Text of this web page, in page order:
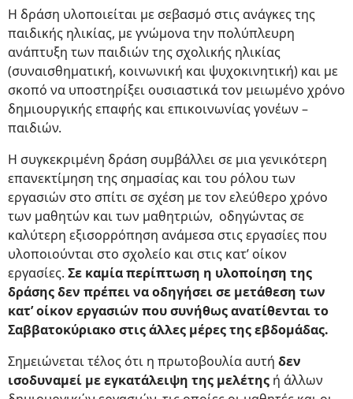
Η δράση υλοποιείται με σεβασμό στις ανάγκες της
παιδικής ηλικίας, με γνώμονα την πολύπλευρη
ανάπτυξη των παιδιών της σχολικής ηλικίας
(συναισθηματική, κοινωνική και ψυχοκινητική) και με
σκοπό να υποστηρίξει ουσιαστικά τον μειωμένο χρόνο
δημιουργικής επαφής και επικοινωνίας γονέων –
παιδιών.
Η συγκεκριμένη δράση συμβάλλει σε μια γενικότερη
επανεκτίμηση της σημασίας και του ρόλου των
εργασιών στο σπίτι σε σχέση με τον ελεύθερο χρόνο
των μαθητών και των μαθητριών, οδηγώντας σε
καλύτερη εξισορρόπηση ανάμεσα στις εργασίες που
υλοποιούνται στο σχολείο και στις κατ’ οίκον
εργασίες. Σε καμία περίπτωση η υλοποίηση της
δράσης δεν πρέπει να οδηγήσει σε μετάθεση των
κατ’ οίκον εργασιών που συνήθως ανατίθενται το
Σαββατοκύριακο στις άλλες μέρες της εβδομάδας.
Σημειώνεται τέλος ότι η πρωτοβουλία αυτή δεν
ισοδυναμεί με εγκατάλειψη της μελέτης ή άλλων